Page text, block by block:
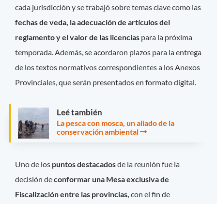
cada jurisdicción y se trabajó sobre temas clave como las
fechas de veda, la adecuación de artículos del
reglamento y el valor de las licencias para la próxima
temporada. Además, se acordaron plazos para la entrega
de los textos normativos correspondientes a los Anexos
Provinciales, que serán presentados en formato digital.
Leé también
La pesca con mosca, un aliado de la
conservación ambiental
Uno de los puntos destacadosde la reunión fue la
decisión deconformar una Mesa exclusiva de
Fiscalización entre las provincias,con el fin de